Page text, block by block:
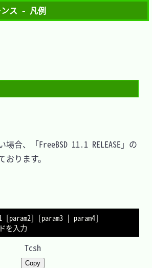
ンス - 凡例
合、「FreeBSD 11.1 RELEASE」の
おります。
[param2] [param3 | param4]
を入力
Tcsh
Copy